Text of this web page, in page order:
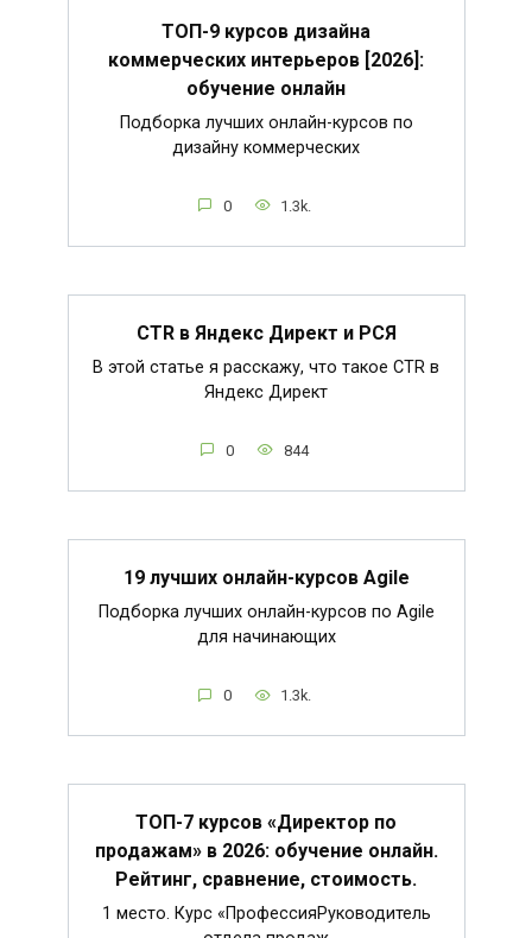
ТОП-9 курсов дизайна
коммерческих интерьеров [2026]:
обучение онлайн
Подборка лучших онлайн-курсов по
дизайну коммерческих
0 1.3k.
CTR в Яндекс Директ и РСЯ
В этой статье я расскажу, что такое CTR в
Яндекс Директ
0 844
19 лучших онлайн-курсов Agile
Подборка лучших онлайн-курсов по Agile
для начинающих
0 1.3k.
ТОП-7 курсов «Директор по
продажам» в 2026: обучение онлайн.
Рейтинг, сравнение, стоимость.
1 место. Курс «ПрофессияРуководитель